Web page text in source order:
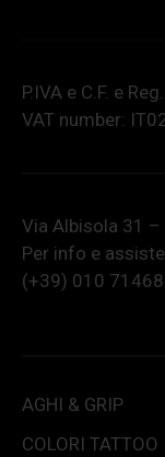
P.IVA e C.F. e
VAT number:
Via Albisola 31 –
Per info e
(+39) 010
AGHI & GRIP
COLORI TATTOO